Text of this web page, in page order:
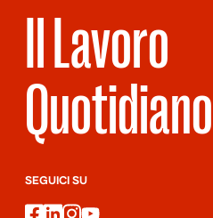
Il Lavoro
Quotidiano
SEGUICI SU
facebook
linkedin
instagram
youtube